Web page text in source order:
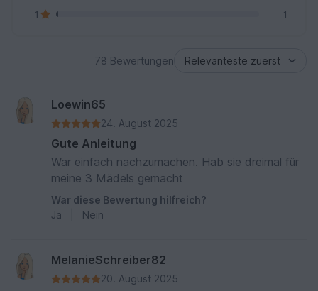
1 1
78 Bewertungen
Loewin65
24. August 2025
Gute Anleitung
War einfach nachzumachen. Hab sie dreimal für
meine 3 Mädels gemacht
War diese Bewertung hilfreich?
Ja
Nein
MelanieSchreiber82
20. August 2025